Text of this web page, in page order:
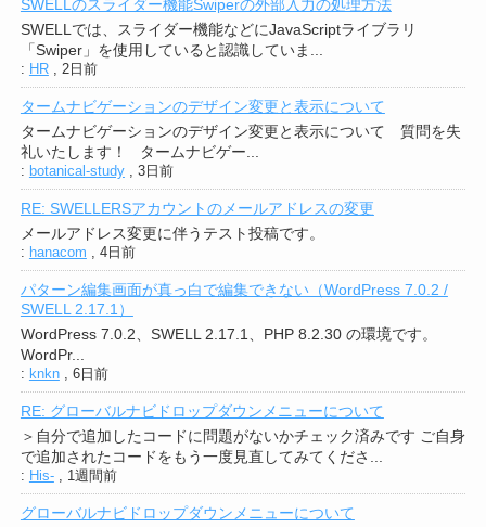
SWELLのスライダー機能Swiperの外部入力の処理方法
SWELLでは、スライダー機能などにJavaScriptライブラリ
「Swiper」を使用していると認識していま...
: HR, 2日前
タームナビゲーションのデザイン変更と表示について
タームナビゲーションのデザイン変更と表示について 質問を失
礼いたします！ タームナビゲー...
: botanical-study, 3日前
RE: SWELLERSアカウントのメールアドレスの変更
メールアドレス変更に伴うテスト投稿です。
: hanacom 4日前
パターン編集画面が真っ白で編集できない（WordPress 7.0.2 /
SWELL 2.17.1）
WordPress 7.0.2、SWELL 2.17.1、PHP 8.2.30 の環境です。
WordPr...
: knkn, 6日前
RE: グローバルナビドロップダウンメニューについて
＞自分で追加したコードに問題がないかチェック済みです ご自身
で追加されたコードをもう一度見直してみてくださ...
: His-, 1週間前
グローバルナビドロップダウンメニューについて